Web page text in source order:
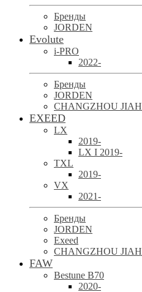
Бренды
JORDEN
Evolute
i-PRO
2022-
Бренды
JORDEN
CHANGZHOU
EXEED
LX
2019-
LX I 2019-
TXL
2019-
VX
2021-
Бренды
JORDEN
Exeed
CHANGZHOU
FAW
Bestune B70
2020-